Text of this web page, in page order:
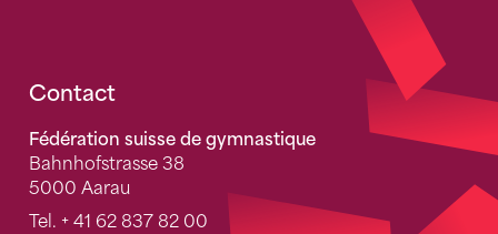
Fusszeile
Contact
Fédération suisse de gymnastique
Bahnhofstrasse 38
5000 Aarau
Tel. + 41 62 837 82 00